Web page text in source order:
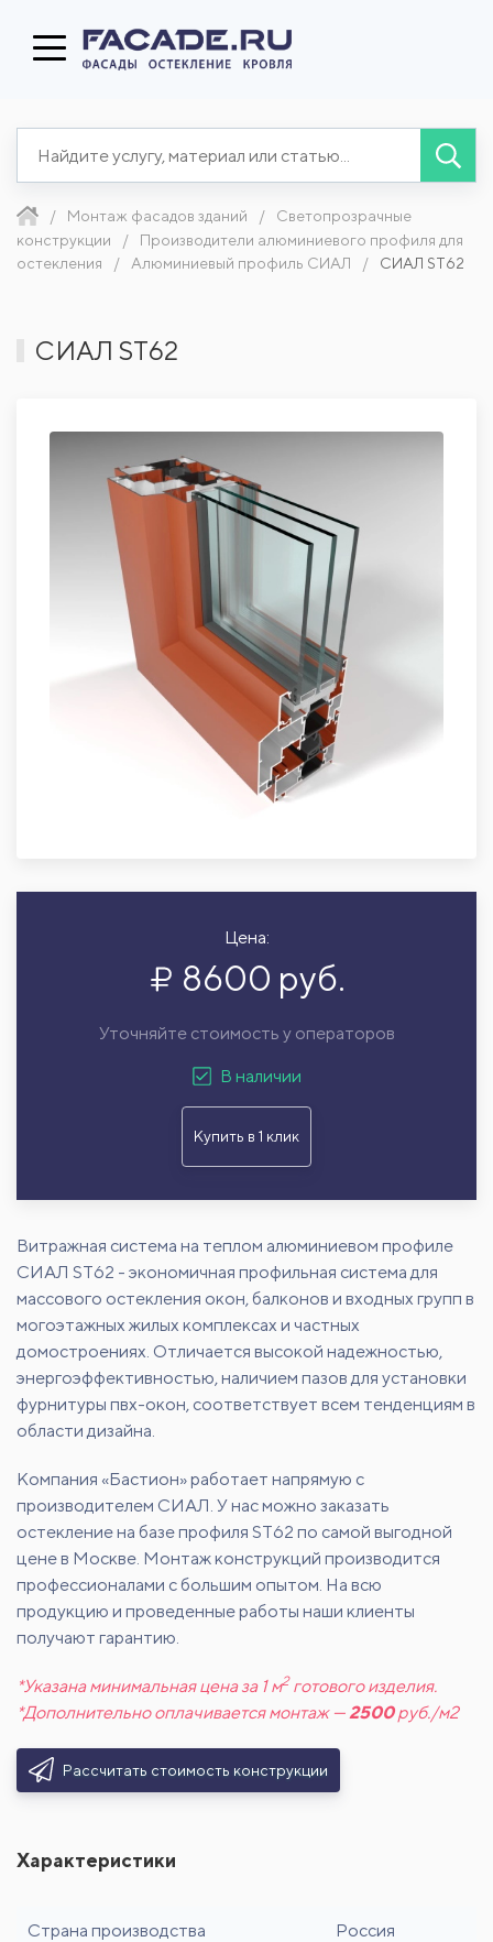
Монтаж фасадов зданий
Светопрозрачные
конструкции
Производители алюминиевого профиля для
остекления
Алюминиевый профиль СИАЛ СИАЛ ST62
СИАЛ ST62
Цена:
8600 руб.
Уточняйте стоимость у операторов
В наличии
Купить в 1 клик
Витражная система на теплом алюминиевом профиле
СИАЛ ST62 - экономичная профильная система для
массового остекления окон, балконов и входных групп в
могоэтажных жилых комплексах и частных
домостроениях. Отличается высокой надежностью,
энергоэффективностью, наличием пазов для установки
фурнитуры пвх-окон, соответствует всем тенденциям в
области дизайна.
Компания «Бастион» работает напрямую с
производителем СИАЛ. У нас можно заказать
остекление на базе профиля ST62 по самой выгодной
цене в Москве. Монтаж конструкций производится
профессионалами с большим опытом. На всю
продукцию и проведенные работы наши клиенты
получают гарантию.
*Указана минимальная цена за 1 м2готового изделия.
*Дополнительно оплачивается монтаж — 2500руб./м2
Рассчитать стоимость конструкции
Характеристики
Страна производства Россия